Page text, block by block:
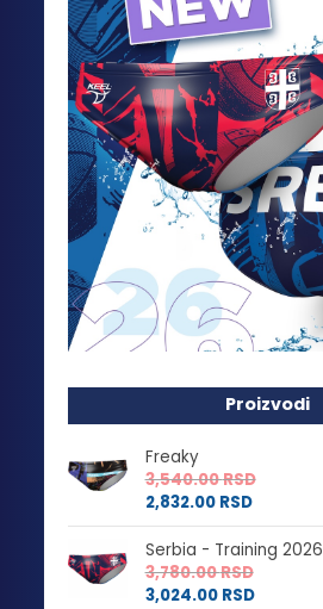
Proizvodi
Freaky
3,540.00RSD
2,832.00 RSD
Serbia - Training 2026
3,780.00RSD
3,024.00 RSD